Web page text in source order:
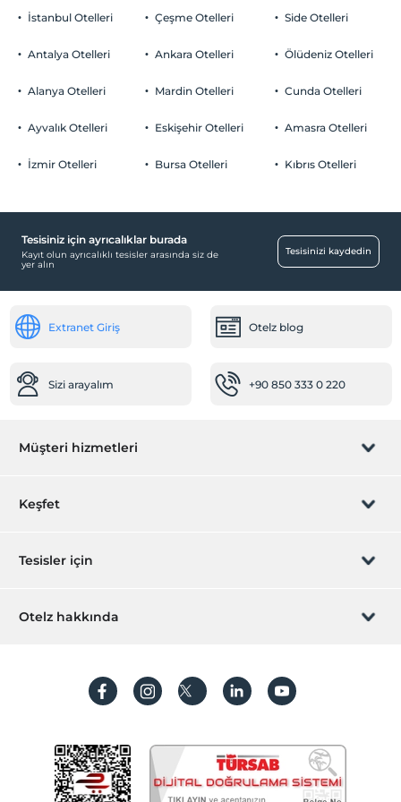
İstanbul Otelleri
Antalya Otelleri
Alanya Otelleri
Ayvalık Otelleri
İzmir Otelleri
Çeşme Otelleri
Ankara Otelleri
Mardin Otelleri
Eskişehir Otelleri
Bursa Otelleri
Side Otelleri
Ölüdeniz Otelleri
Cunda Otelleri
Amasra Otelleri
Kıbrıs Otelleri
Tesisiniz için ayrıcalıklar burada
Kayıt olun ayrıcalıklı tesisler arasında siz de
yer alın
Tesisinizi kaydedin
Extranet Giriş Otelz blog
Sizi arayalım +90 850 333 0 220
Müşteri hizmetleri
Rezervasyon yönet
Sıkça sorulan sorular
İşlem rehberi
Keşfet
Hediye Kart
Hesap oluştur
Tesisler için
Hemen tesisinizi ekleyin
Otelz hakkında
Koşullar ve şartlar